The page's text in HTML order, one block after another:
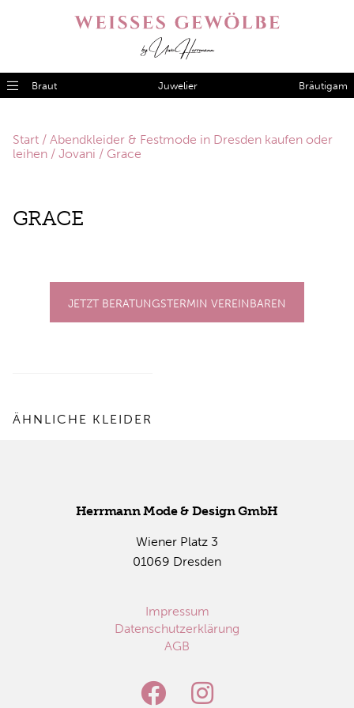
Braut Juwelier Bräutigam
Start / Abendkleider & Festmode in Dresden kaufen oder
leihen / Jovani / Grace
GRA­CE
JETZT BERATUNGSTERMIN VEREINBAREN
ÄHNLICHE KLEIDER
Herr­mann Mode & De­sign GmbH
Wie­ner Platz 3
01069 Dres­den
Impressum
Datenschutzerklärung
AGB